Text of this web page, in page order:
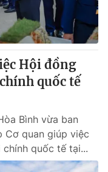
Hội đồng
quốc tế
Bình vừa ban
Cơ quan giúp việc
quốc tế tại...